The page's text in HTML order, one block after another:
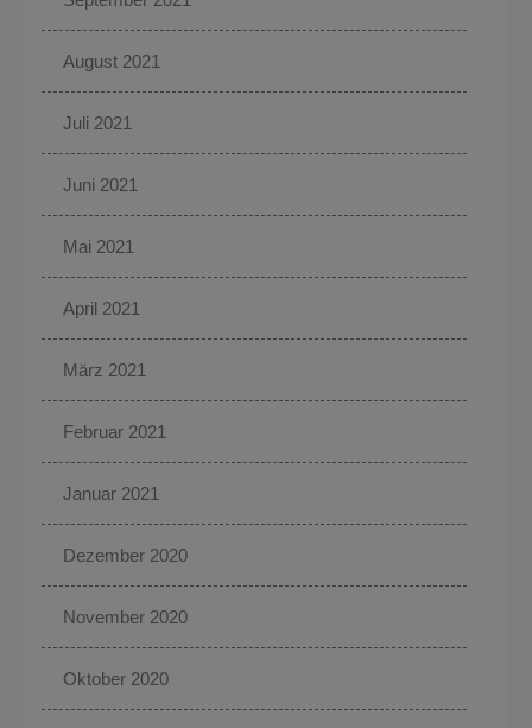
August 2021
Juli 2021
Juni 2021
Mai 2021
April 2021
März 2021
Februar 2021
Januar 2021
Dezember 2020
November 2020
Oktober 2020